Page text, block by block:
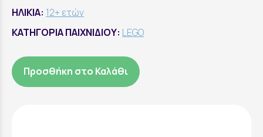
ΗΛΙΚΙΑ: 12+ ετών
ΚΑΤΗΓΟΡΙΑ ΠΑΙΧΝΙΔΙΟΥ: LEGO
Προσθήκη στο Καλάθι